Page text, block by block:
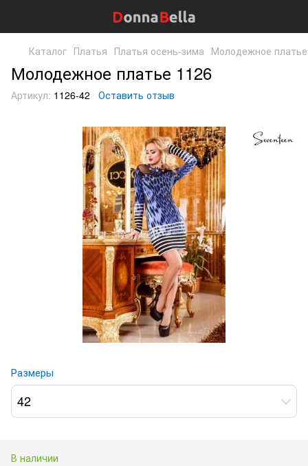
Каталог Платья Платья осень-зима Молодежное
Молодежное платье 1126
Артикул: 1126-42 Оставить отзыв
Размеры
42
В наличии